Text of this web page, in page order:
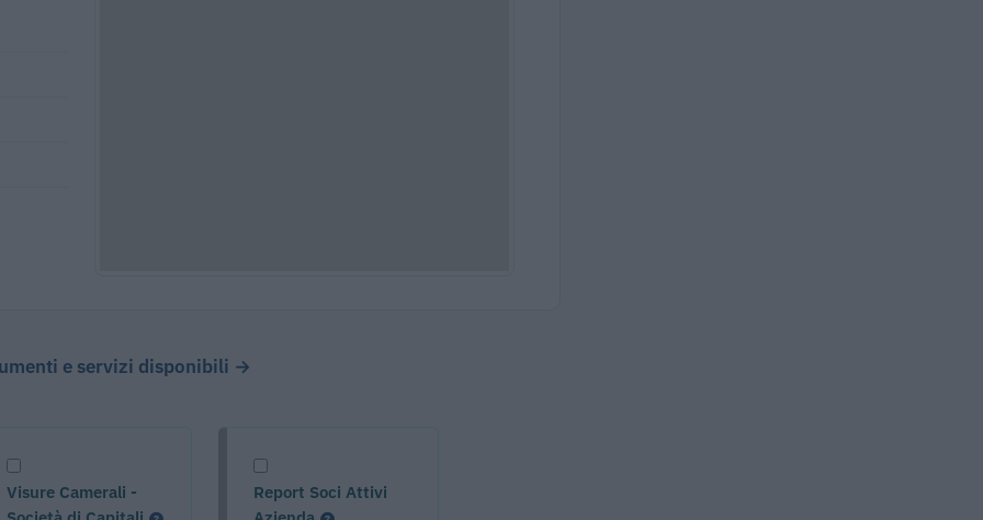
e servizi disponibili →
Visure Camerali -
Report Soci Attivi